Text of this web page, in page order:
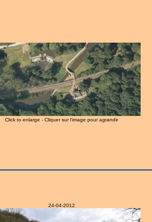
Click to enlarge - Cliquer sur l'image pour agrandir
24-04-2012